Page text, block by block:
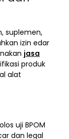
suplemen,
izin edar
jasa
produk
alat
uji BPOM
dan legal